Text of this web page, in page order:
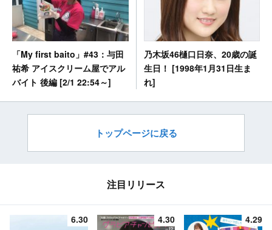
「My first baito」#43：与田
祐希 アイスクリーム屋でアル
バイト 後編 [2/1 22:54～]
乃木坂46樋口日奈、20歳の誕
生日！ [1998年1月31日生ま
れ]
トップページに戻る
注目リリース
6.30 4.30 4.29